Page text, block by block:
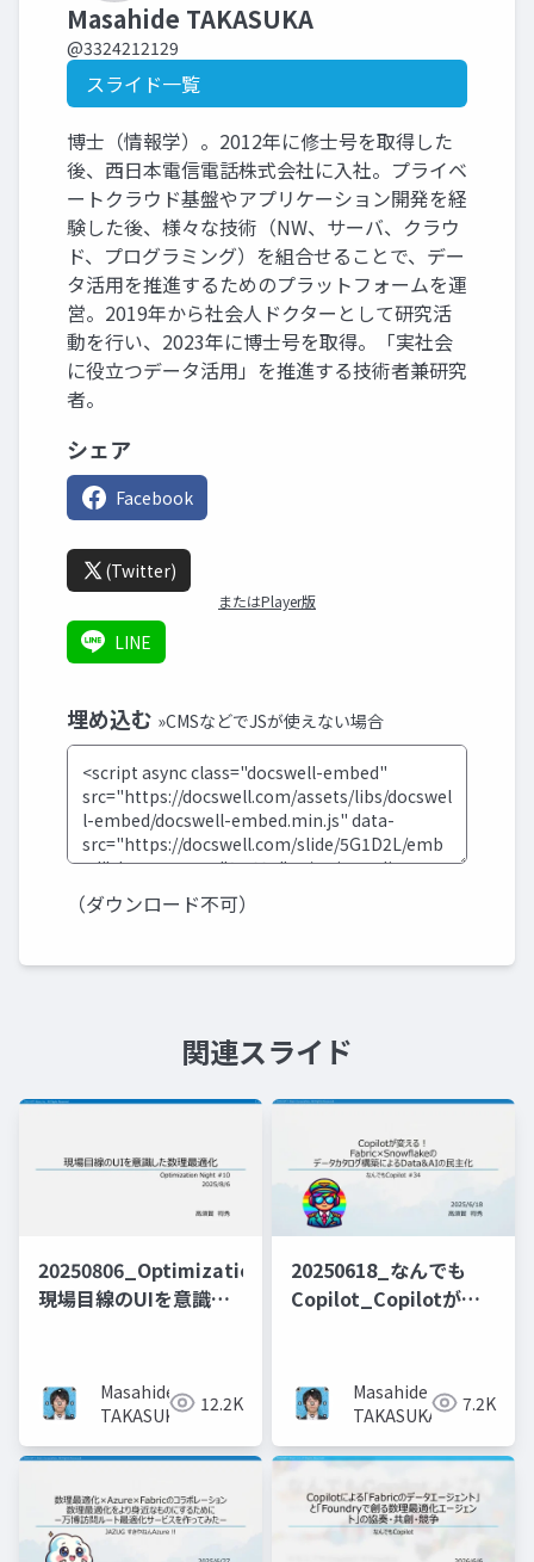
Masahide TAKASUKA
@3324212129
スライド一覧
博士（情報学）。2012年に修士号を取得した
後、西日本電信電話株式会社に入社。プライベ
ートクラウド基盤やアプリケーション開発を経
験した後、様々な技術（NW、サーバ、クラウ
ド、プログラミング）を組合せることで、デー
タ活用を推進するためのプラットフォームを運
営。2019年から社会人ドクターとして研究活
動を行い、2023年に博士号を取得。「実社会
に役立つデータ活用」を推進する技術者兼研究
者。
シェア
Facebook
(Twitter)
またはPlayer版
LINE
埋め込む »CMSなどでJSが使えない場合
（ダウンロード不可）
関連スライド
20250806_OptimizationNight_
現場目線のUIを意識し
Masahide
TAKASUKA
12.2K
20250618_なんでも
Copilot_Copilotが変
データカタログ構築に
よるData&AIの民主化
Masahide
TAKASUKA
7.2K